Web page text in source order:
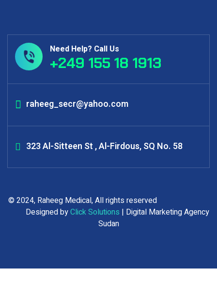
Need Help? Call Us
+249 155 18 1913
raheeg_secr@yahoo.com
323 Al-Sitteen St , Al-Firdous, SQ No. 58
© 2024, Raheeg Medical, All rights reserved
Designed byClick Solutions | Digital Marketing Agency
Sudan